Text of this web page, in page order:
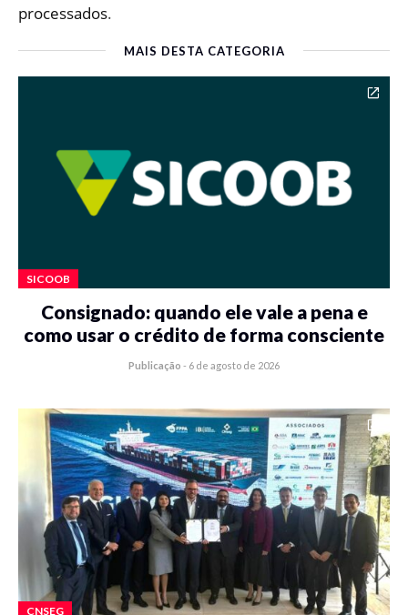
processados.
MAIS DESTA CATEGORIA
SICOOB
Consignado: quando ele vale a pena e
como usar o crédito de forma consciente
Publicação - 6 de agosto de 2026
CNSEG